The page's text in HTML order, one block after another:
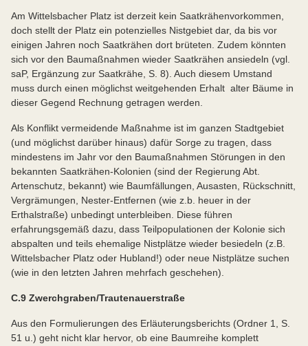
Am Wittelsbacher Platz ist derzeit kein Saatkrähenvorkommen,
doch stellt der Platz ein potenzielles Nistgebiet dar, da bis vor
einigen Jahren noch Saatkrähen dort brüteten. Zudem könnten
sich vor den Baumaßnahmen wieder Saatkrähen ansiedeln (vgl.
saP, Ergänzung zur Saatkrähe, S. 8). Auch diesem Umstand
muss durch einen möglichst weitgehenden Erhalt alter Bäume in
dieser Gegend Rechnung getragen werden.
Als Konflikt vermeidende Maßnahme ist im ganzen Stadtgebiet
(und möglichst darüber hinaus) dafür Sorge zu tragen, dass
mindestens im Jahr vor den Baumaßnahmen Störungen in den
bekannten Saatkrähen-Kolonien (sind der Regierung Abt.
Artenschutz, bekannt) wie Baumfällungen, Ausasten, Rückschnitt,
Vergrämungen, Nester-Entfernen (wie z.b. heuer in der
Erthalstraße) unbedingt unterbleiben. Diese führen
erfahrungsgemäß dazu, dass Teilpopulationen der Kolonie sich
abspalten und teils ehemalige Nistplätze wieder besiedeln (z.B.
Wittelsbacher Platz oder Hubland!) oder neue Nistplätze suchen
(wie in den letzten Jahren mehrfach geschehen).
C.9 Zwerchgraben/Trautenauerstraße
Aus den Formulierungen des Erläuterungsberichts (Ordner 1, S.
51 u.) geht nicht klar hervor, ob eine Baumreihe komplett